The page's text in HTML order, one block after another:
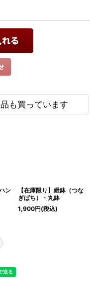
も買っています
ン
【在庫限り】紲鉢（つな
ぎばち）・丸鉢
1,900円(税込)